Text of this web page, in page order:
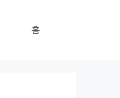
홈